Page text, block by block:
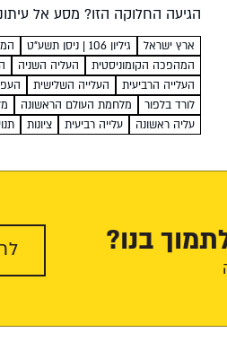
הגיעה החלוקה הזו? מסע אל
שהראשונים שדיברו על העלייה
למשהו אחר...
ארץ ישראל גיליון 106 | ניסן תשע"ט
המהפכה הקומוניסטית
העליה השניה
העלייה הרביעית
העלייה השלישית
לורד בלפור
מלחמת העולם הראשונה
עליה ראשונה
עלייה רביעית ציונות
בנו?